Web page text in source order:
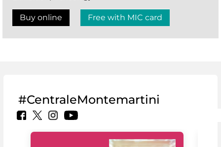
Buy online Free with MIC card
#CentraleMontemartini